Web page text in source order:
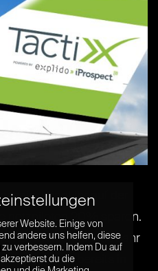
sein, könnt ihr auf der
netzpiloten 20% sparen.
2018 auch dieses Jahr
geht damit bereits in
Website. Einige von
andere uns helfen, diese
verbessern. Indem Du auf
du die